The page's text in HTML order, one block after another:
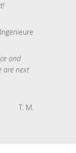
and
are next
T. M.